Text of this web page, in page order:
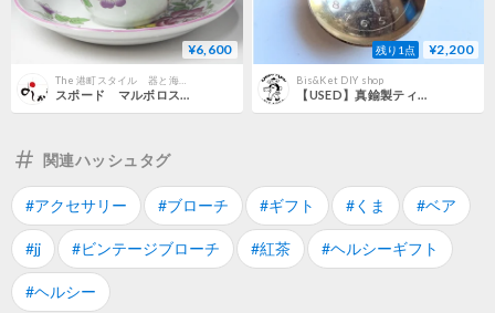
¥6,600
The 港町スタイル 器と海辺の雑貨
残り1点 ¥2,200
Bis&Ket DIY shop
関連ハッシュタグ
#アクセサリー #ブローチ #ギフト #くま #ベア
#jj #ビンテージブローチ #紅茶 #ヘルシーギフト
#ヘルシー